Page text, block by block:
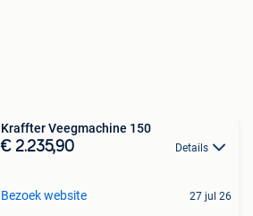
Kraffter Veegmachine 150
€ 2.235,90 Details
Bezoek website 27 jul 26